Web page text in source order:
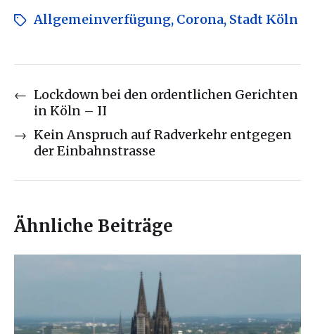
Allgemeinverfügung, Corona, Stadt Köln
← Lockdown bei den ordentlichen Gerichten
in Köln – II
→ Kein Anspruch auf Radverkehr entgegen
der Einbahnstrasse
Ähnliche Beiträge